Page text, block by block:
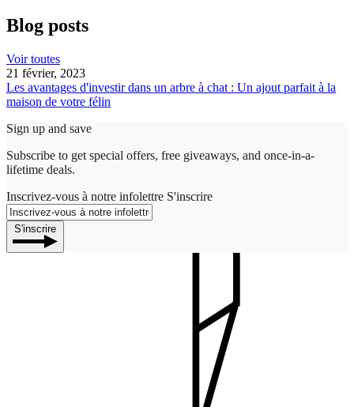
Blog posts
Voir toutes
21 février, 2023
Les avantages d'investir dans un arbre à chat : Un ajout parfait à la
maison de votre félin
Sign up and save
Subscribe to get special offers, free giveaways, and once-in-a-
lifetime deals.
Inscrivez-vous à notre infolettre S'inscrire
S'inscrire